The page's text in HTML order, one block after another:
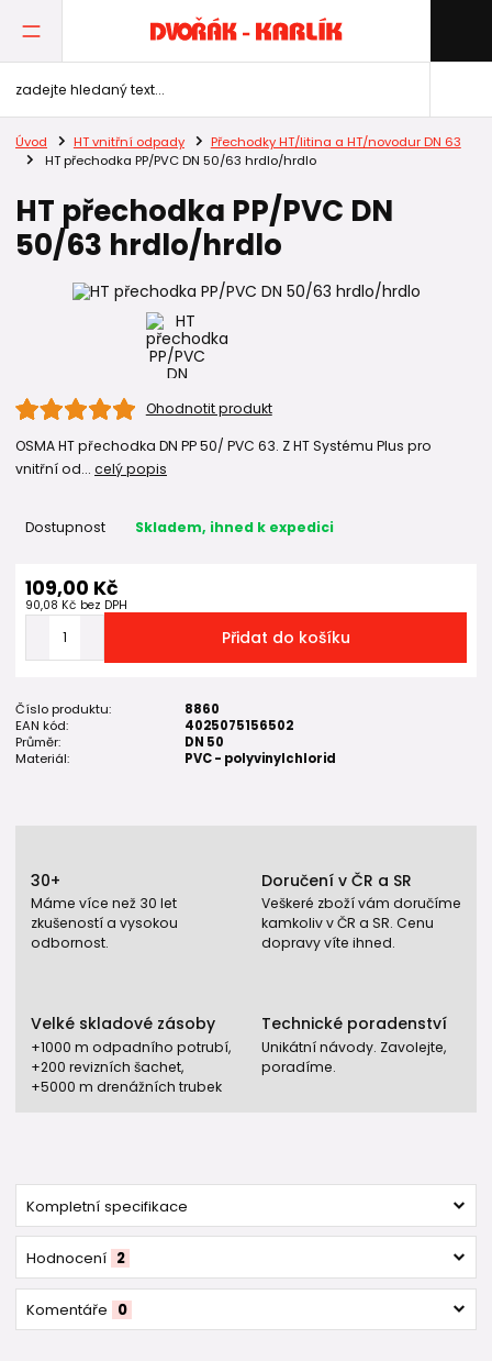
Úvod HT vnitřní odpady
Přechodky HT/litina a HT/novodur DN 63
HT přechodka PP/PVC DN 50/63 hrdlo/hrdlo
HT přechodka PP/PVC DN
50/63 hrdlo/hrdlo
Ohodnotit produkt
OSMA HT přechodka DN PP 50/ PVC 63. Z HT Systému Plus pro
vnitřní od... celý popis
Dostupnost Skladem, ihned k expedici
109,00 Kč
90,08 Kč bez DPH
Přidat do košíku
Číslo produktu:
8860
EAN kód:
4025075156502
Průměr:
DN 50
Materiál:
PVC - polyvinylchlorid
30+
Máme více než 30 let
zkušeností a vysokou
odbornost.
Doručení v ČR a SR
Veškeré zboží vám doručíme
kamkoliv v ČR a SR. Cenu
dopravy víte ihned.
Velké skladové zásoby
+1000 m odpadního potrubí,
+200 revizních šachet,
+5000 m drenážních trubek
Technické poradenství
Unikátní návody. Zavolejte,
poradíme.
Kompletní specifikace
Hodnocení 2
Komentáře 0